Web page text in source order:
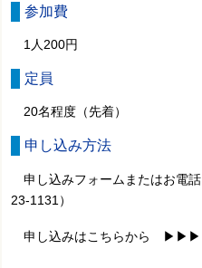
参加費
1人200円
定員
20名程度（先着）
申し込み方法
申し込みフォームまたはお電
23-1131）
申し込みはこちらから ▶ ▶ ▶